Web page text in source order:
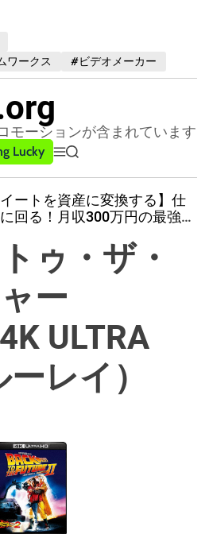
ワークス
#ビデオメーカー
モーションが含まれています
Lucky
M
e
n
u
S
e
a
r
c
イートを資産に変換する】仕
回る！月収300万円の最強法
ゥ・ザ・
ー
ULTRA
レイ）